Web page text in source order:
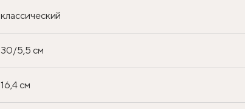
классический
30/5,5 см
16,4 см